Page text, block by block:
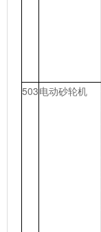
503电动砂轮机